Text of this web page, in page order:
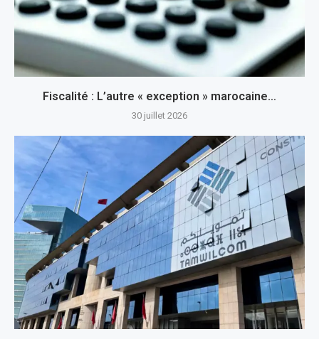
Fiscalité : L’autre « exception » marocaine…
30 juillet 2026